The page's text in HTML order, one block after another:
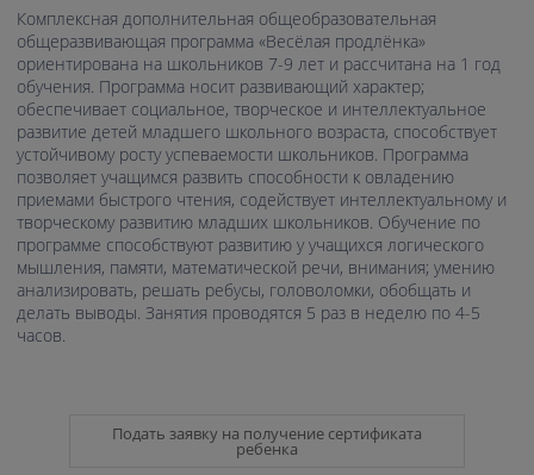
Комплексная дополнительная общеобразовательная
общеразвивающая программа «Весёлая продлёнка»
ориентирована на школьников 7-9 лет и рассчитана на 1 год
обучения. Программа носит развивающий характер;
обеспечивает социальное, творческое и интеллектуальное
развитие детей младшего школьного возраста, способствует
устойчивому росту успеваемости школьников. Программа
позволяет учащимся развить способности к овладению
приемами быстрого чтения, содействует интеллектуальному и
творческому развитию младших школьников. Обучение по
программе способствуют развитию у учащихся логического
мышления, памяти, математической речи, внимания; умению
анализировать, решать ребусы, головоломки, обобщать и
делать выводы. Занятия проводятся 5 раз в неделю по 4-5
часов.
Подать заявку на получение сертификата
ребенка